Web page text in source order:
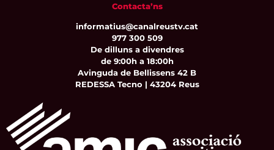
Contacta’ns
informatius@canalreustv.cat
977 300 509
De dilluns a divendres
de 9:00h a 18:00h
Avinguda de Bellissens 42 B
REDESSA Tecno | 43204 Reus